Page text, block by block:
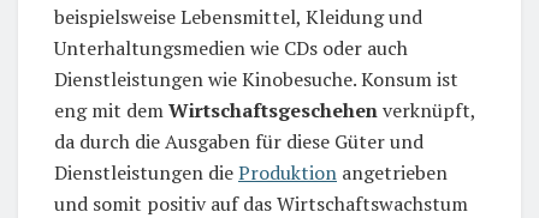
beispielsweise Lebensmittel, Kleidung und
Unterhaltungsmedien wie CDs oder auch
Dienstleistungen wie Kinobesuche. Konsum ist
eng mit demWirtschaftsgeschehenverknüpft,
da durch die Ausgaben für diese Güter und
Dienstleistungen dieProduktion angetrieben
und somit positiv auf das Wirtschaftswachstum